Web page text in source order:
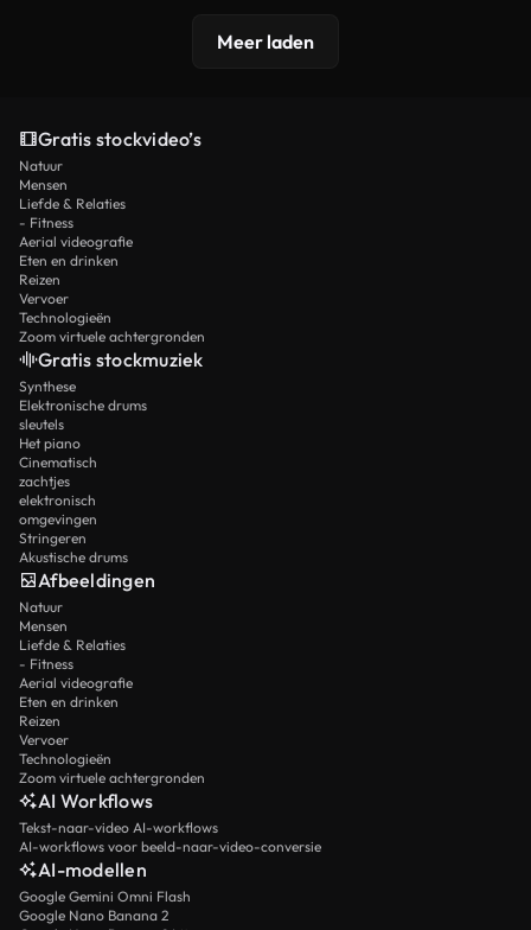
Meer laden
Gratis stockvideo’s
Natuur
Mensen
Liefde & Relaties
- Fitness
Aerial videografie
Eten en drinken
Reizen
Vervoer
Technologieën
Zoom virtuele achtergronden
Gratis stockmuziek
Synthese
Elektronische drums
sleutels
Het piano
Cinematisch
zachtjes
elektronisch
omgevingen
Stringeren
Akustische drums
Afbeeldingen
Natuur
Mensen
Liefde & Relaties
- Fitness
Aerial videografie
Eten en drinken
Reizen
Vervoer
Technologieën
Zoom virtuele achtergronden
AI Workflows
Tekst-naar-video AI-workflows
AI-workflows voor beeld-naar-video-conversie
AI-modellen
Google Gemini Omni Flash
Google Nano Banana 2